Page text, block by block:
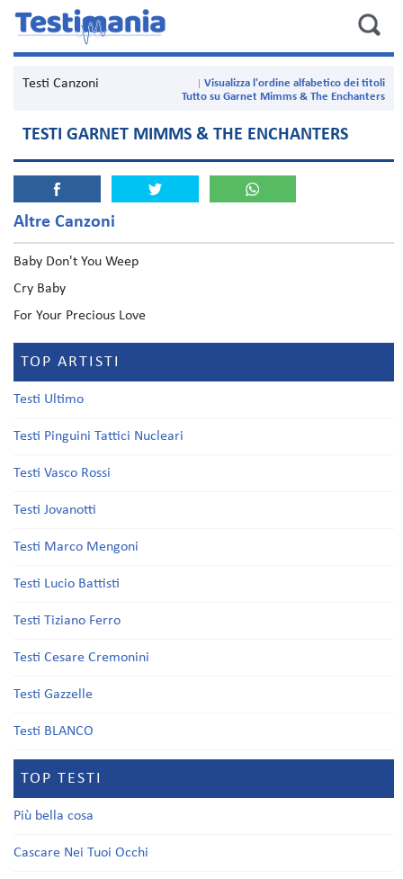
Testi Canzoni
Visualizza l'ordine alfabetico dei titoli
Tutto su Garnet Mimms & The Enchanters
TESTI GARNET MIMMS & THE ENCHANTERS
Altre Canzoni
Baby Don't You Weep
Cry Baby
For Your Precious Love
TOP ARTISTI
Testi Ultimo
Testi Pinguini Tattici Nucleari
Testi Vasco Rossi
Testi Jovanotti
Testi Marco Mengoni
Testi Lucio Battisti
Testi Tiziano Ferro
Testi Cesare Cremonini
Testi Gazzelle
Testi BLANCO
TOP TESTI
Più bella cosa
Cascare Nei Tuoi Occhi